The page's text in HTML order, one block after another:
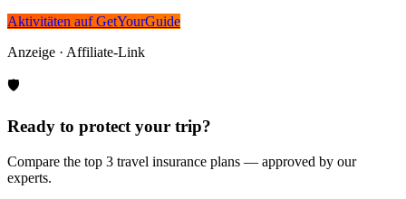
Aktivitäten auf GetYourGuide
Anzeige · Affiliate-Link
🛡️
Ready to protect your trip?
Compare the top 3 travel insurance plans — approved by our
experts.